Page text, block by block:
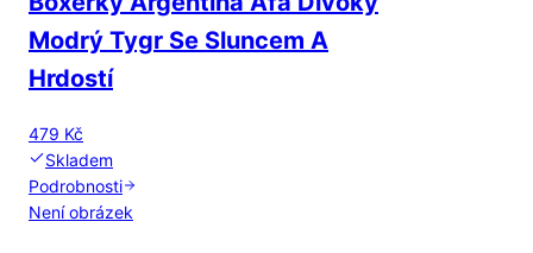
Modrý Tygr Se Sluncem A
Hrdostí
479 Kč
Skladem
Podrobnosti
Není obrázek